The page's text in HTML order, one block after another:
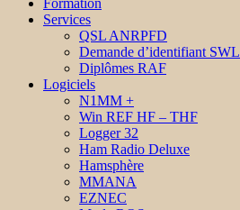
Formation
Services
QSL ANRPFD
Demande d’identifiant SWL
Diplômes RAF
Logiciels
N1MM +
Win REF HF – THF
Logger 32
Ham Radio Deluxe
Hamsphère
MMANA
EZNEC